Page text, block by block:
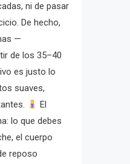
ni de pasar
De hecho,
—
de los 35–40
es justo lo
suaves,
El
lo que debes
el cuerpo
reposo